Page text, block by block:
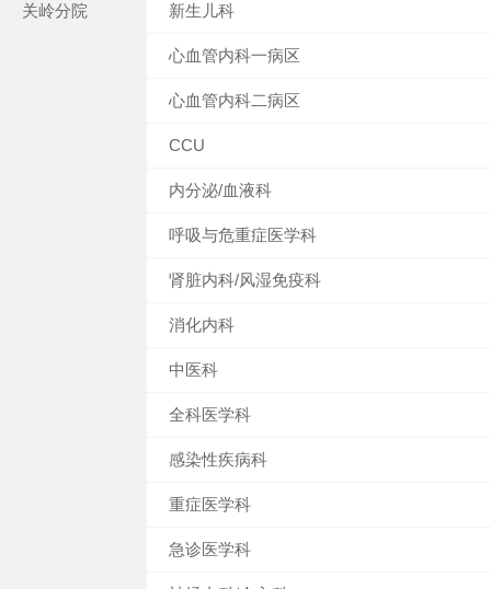
关岭分院 新生儿科
心血管内科一病区
心血管内科二病区
CCU
内分泌/血液科
呼吸与危重症医学科
肾脏内科/风湿免疫科
消化内科
中医科
全科医学科
感染性疾病科
重症医学科
急诊医学科